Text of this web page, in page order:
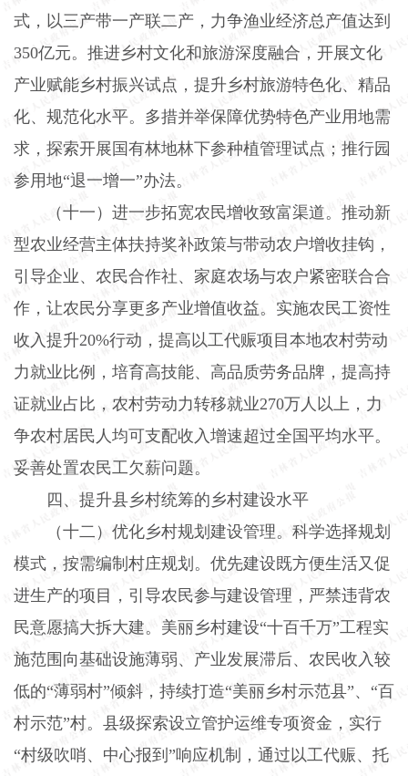
式，以三产带一产联二产，力争渔业经济总产值达到
350亿元。推进乡村文化和旅游深度融合，开展文化
产业赋能乡村振兴试点，提升乡村旅游特色化、精品
化、规范化水平。多措并举保障优势特色产业用地需
求，探索开展国有林地林下参种植管理试点；推行园
参用地“退一增一”办法。
（十一）进一步拓宽农民增收致富渠道。 推动新
型农业经营主体扶持奖补政策与带动农户增收挂钩，
引导企业、农民合作社、家庭农场与农户紧密联合合
作，让农民分享更多产业增值收益。实施农民工资性
收入提升20%行动，提高以工代赈项目本地农村劳动
力就业比例，培育高技能、高品质劳务品牌，提高持
证就业占比，农村劳动力转移就业270万人以上，力
争农村居民人均可支配收入增速超过全国平均水平。
妥善处置农民工欠薪问题。
四、提升县乡村统筹的乡村建设水平
（十二）优化乡村规划建设管理。 科学选择规划
模式，按需编制村庄规划。优先建设既方便生活又促
进生产的项目，引导农民参与建设管理，严禁违背农
民意愿搞大拆大建。美丽乡村建设“十百千万”工程实
施范围向基础设施薄弱、产业发展滞后、农民收入较
低的“薄弱村”倾斜，持续打造“美丽乡村示范县”、“百
村示范”村。县级探索设立管护运维专项资金，实行
“村级吹哨、中心报到”响应机制，通过以工代赈、托